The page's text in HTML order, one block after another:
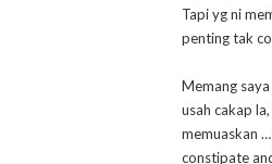
Tapi yg ni
penting tak
Memang
usah cakap
memuaskan
constipate